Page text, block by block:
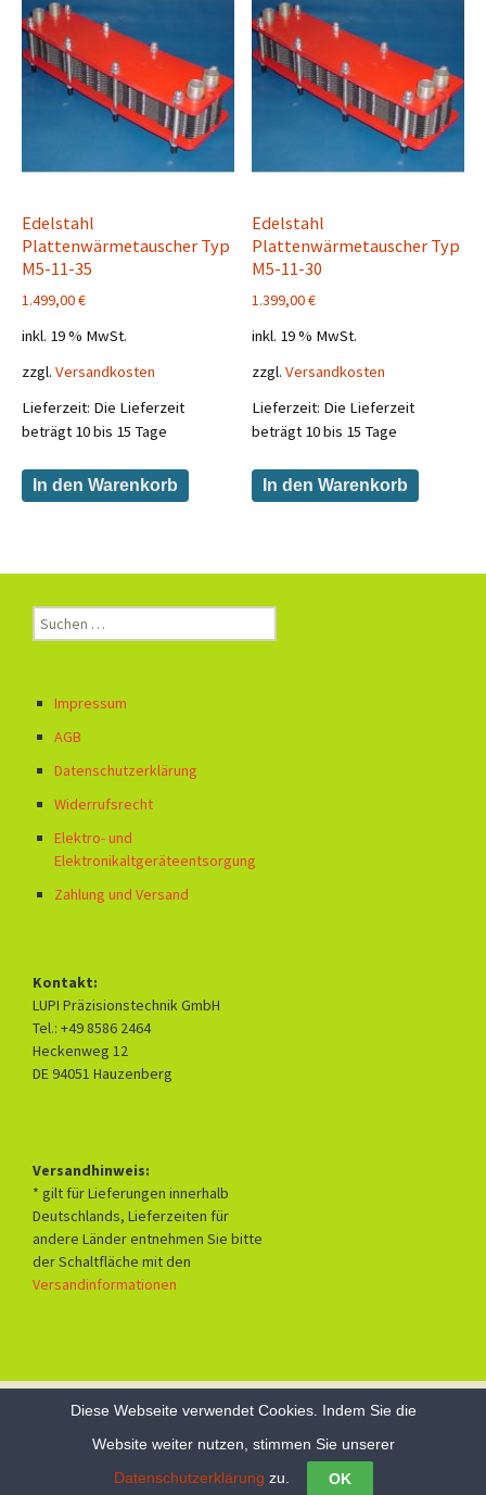
Edelstahl
Plattenwärmetauscher Typ
M5-11-35
1.499,00€
inkl. 19 % MwSt.
zzgl. Versandkosten
Lieferzeit: Die Lieferzeit
beträgt 10 bis 15 Tage
In den Warenkorb
Edelstahl
Plattenwärmetauscher Typ
M5-11-30
1.399,00€
inkl. 19 % MwSt.
zzgl.Versandkosten
Lieferzeit: Die Lieferzeit
beträgt 10 bis 15 Tage
In den Warenkorb
Suchen
nach:
Impressum
AGB
Datenschutzerklärung
Widerrufsrecht
Elektro- und
Elektronikaltgeräteentsorgung
Zahlung und Versand
Kontakt:
LUPI Präzisionstechnik GmbH
Tel.: +49 8586 2464
Heckenweg 12
DE 94051 Hauzenberg
Versandhinweis:
* gilt für Lieferungen innerhalb
Deutschlands, Lieferzeiten für
andere Länder entnehmen Sie bitte
der Schaltfläche mit den
Versandinformationen
Vertrag widerrufen
Diese Webseite verwendet Cookies. Indem Sie die
Website weiter nutzen, stimmen Sie unserer
Datenschutzerklärung zu. OK